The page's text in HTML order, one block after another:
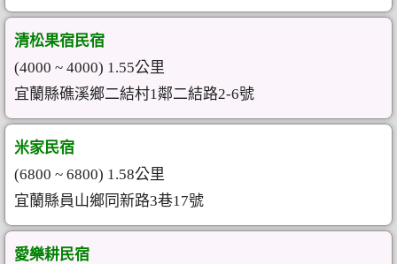
清松果宿民宿
(4000 ~ 4000) 1.55公里
宜蘭縣礁溪鄉二結村1鄰二結路2-6號
米家民宿
(6800 ~ 6800) 1.58公里
宜蘭縣員山鄉同新路3巷17號
愛樂耕民宿